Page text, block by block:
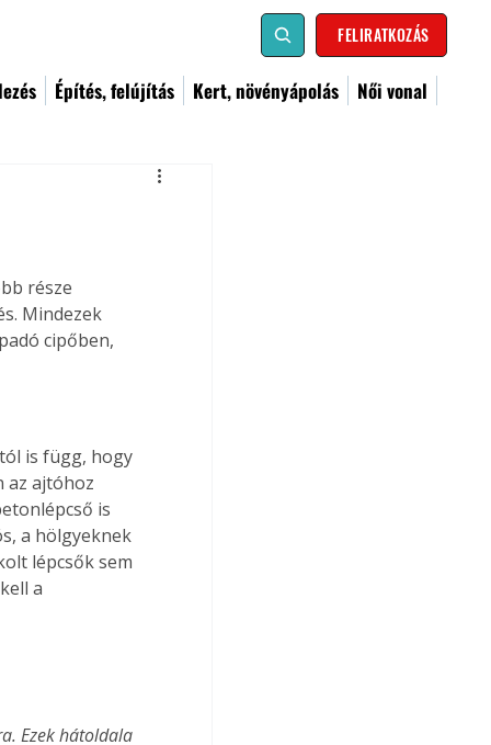
FELIRATKOZÁS
Építés, felújítás Kert, növényápolás Női vonal
része
Mindezek
cipőben,
is függ, hogy
az ajtóhoz
is
a hölgyeknek
lépcsők sem
a